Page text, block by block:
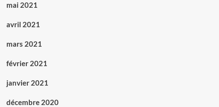
mai 2021
avril 2021
mars 2021
février 2021
janvier 2021
décembre 2020